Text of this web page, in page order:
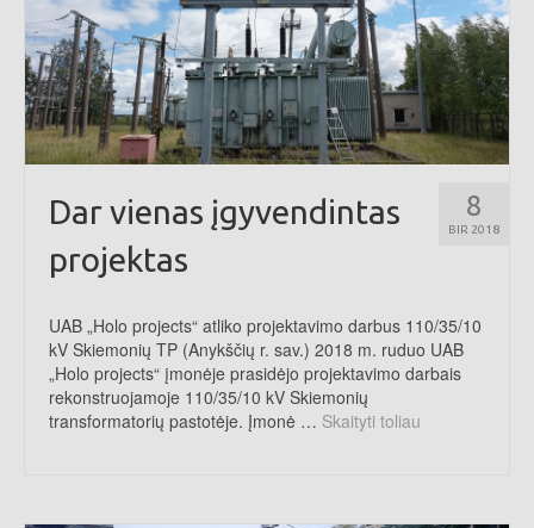
8
BIR 2018
Dar vienas įgyvendintas
projektas
UAB „Holo projects“ atliko projektavimo darbus 110/35/10
kV Skiemonių TP (Anykščių r. sav.) 2018 m. ruduo UAB
„Holo projects“ įmonėje prasidėjo projektavimo darbais
rekonstruojamoje 110/35/10 kV Skiemonių
transformatorių pastotėje. Įmonė … Skaityti toliau